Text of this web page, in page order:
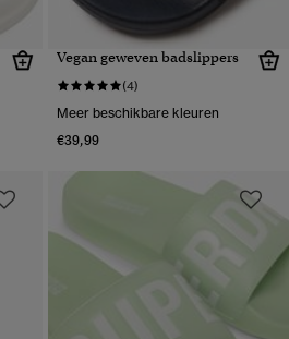
Vegan geweven badslippers
(4)
Meer beschikbare kleuren
€39,99